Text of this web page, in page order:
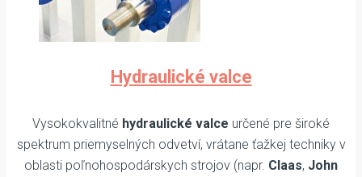
Hydraulické valce
Vysokokvalitné hydraulické valce určené pre široké
spektrum priemyselných odvetví, vrátane ťažkej techniky v
oblasti poľnohospodárskych strojov (napr. Claas, John